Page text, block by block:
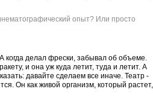
опыт? Или просто
когда делал фрески, забывал об объеме.
и она уж куда летит, туда и летит. А
давайте сделаем все иначе. Театр -
Он как живой организм, который растет,